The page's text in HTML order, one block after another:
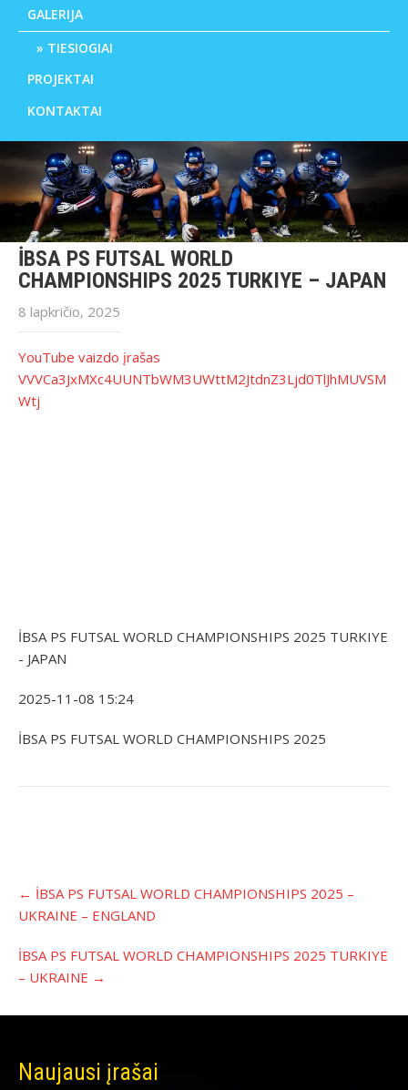
GALERIJA
TIESIOGIAI
PROJEKTAI
KONTAKTAI
İBSA PS FUTSAL WORLD
CHAMPIONSHIPS 2025 TURKIYE – JAPAN
8 lapkričio, 2025
YouTube vaizdo įrašas
VVVCa3JxMXc4UUNTbWM3UWttM2JtdnZ3Ljd0TlJhMUVSM
Wtj
İBSA PS FUTSAL WORLD CHAMPIONSHIPS 2025 TURKIYE
- JAPAN
2025-11-08 15:24
İBSA PS FUTSAL WORLD CHAMPIONSHIPS 2025
Įrašo
navigacija
← İBSA PS FUTSAL WORLD CHAMPIONSHIPS 2025 –
UKRAINE – ENGLAND
İBSA PS FUTSAL WORLD CHAMPIONSHIPS 2025 TURKIYE
– UKRAINE →
Naujausi įrašai